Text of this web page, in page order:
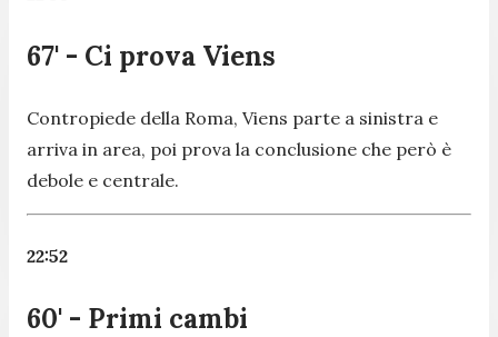
67' - Ci prova Viens
Contropiede della Roma, Viens parte a sinistra e
arriva in area, poi prova la conclusione che però è
debole e centrale.
22:52
60' - Primi cambi